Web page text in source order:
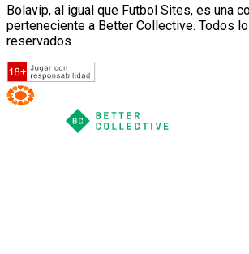
Bolavip, al igual que Futbol Sites, es una
perteneciente a Better Collective. Todos
reservados